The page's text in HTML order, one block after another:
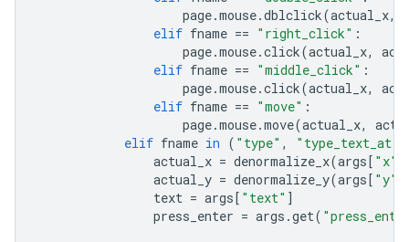
page.mouse.dblclick(actual_x,
elif fname == "right_click" :
page.mouse.click(actual_x,
elif fname == "middle_click" :
page.mouse.click(actual_x,
elif fname == "move" :
page.mouse.move(actual_x,
elif fname in ( "type" , "type_text_at"
actual_x = denormalize_x(args[ "x"
actual_y = denormalize_y(args[ "y"
text = args[ "text" ]
press_enter = args .get(